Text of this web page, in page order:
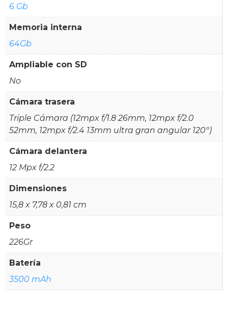
6 Gb
Memoria interna
64Gb
Ampliable con SD
No
Cámara trasera
Triple Cámara (12mpx f/1.8 26mm, 12mpx f/2.0
52mm, 12mpx f/2.4 13mm ultra gran angular 120º)
Cámara delantera
12 Mpx f/2.2
Dimensiones
15,8 x 7,78 x 0,81 cm
Peso
226Gr
Batería
3500 mAh